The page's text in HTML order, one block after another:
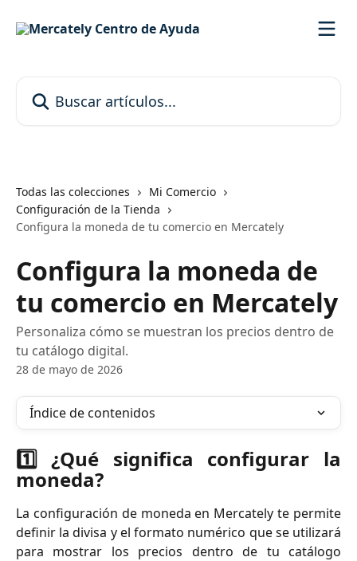
Todas las colecciones
Mi Comercio
Configuración de la Tienda
Configura la moneda de tu comercio en Mercately
Configura la moneda de
tu comercio en Mercately
Personaliza cómo se muestran los precios dentro de
tu catálogo digital.
28 de mayo de 2026
Índice de contenidos
1️⃣ ¿Qué significa configurar la
moneda?
La configuración de moneda en Mercately te permite
definir la divisa y el formato numérico que se utilizará
para mostrar los precios dentro de tu catálogo